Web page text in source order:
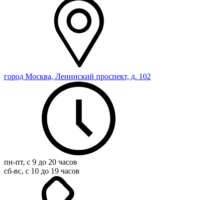
город Москва, Ленинский проспект, д. 102
пн-пт, с 9 до 20 часов
сб-вс, с 10 до 19 часов